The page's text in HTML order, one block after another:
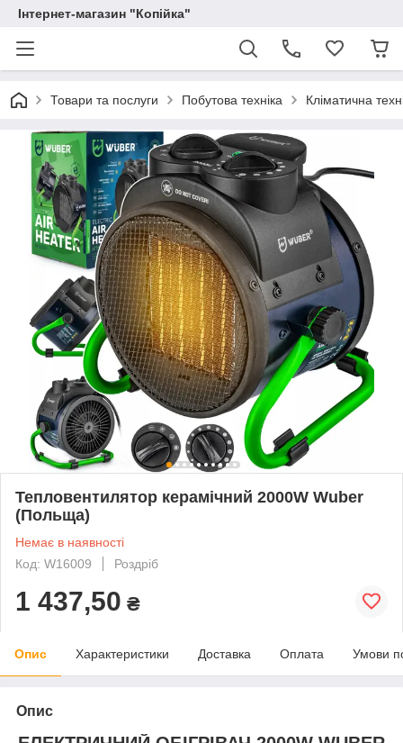
Інтернет-магазин "Копійка"
Товари та послуги Побутова техніка Кліматична
Тепловентилятор керамічний 2000W Wuber
(Польща)
Немає в наявності
Код: W16009
Роздріб
1 437,50 ₴
Опис Характеристики Доставка Оплата Умови
Опис